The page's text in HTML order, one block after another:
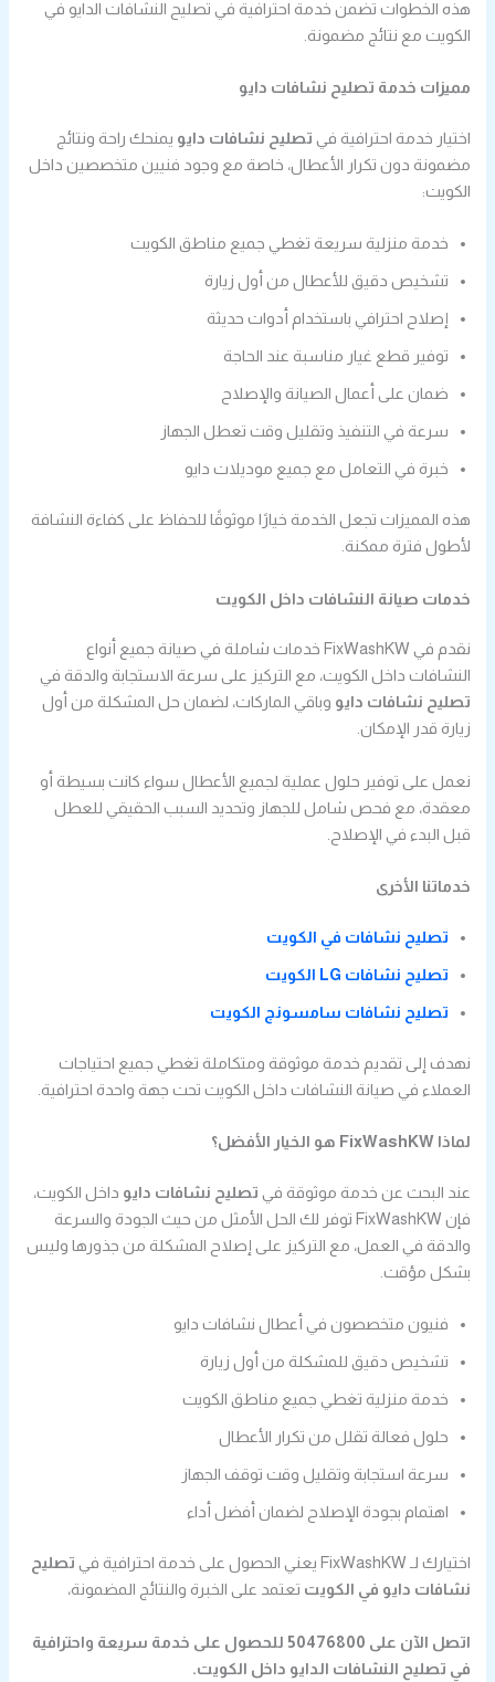
هذه الخطوات تضمن خدمة احترافية في تصليح النشافات الدايو في
الكويت مع نتائج مضمونة.
مميزات خدمة تصليح نشافات دايو
اختيار خدمة احترافية في تصليح نشافات دايو يمنحك راحة ونتائج
مضمونة دون تكرار الأعطال، خاصة مع وجود فنيين متخصصين داخل
الكويت:
خدمة منزلية سريعة تغطي جميع مناطق الكويت
تشخيص دقيق للأعطال من أول زيارة
إصلاح احترافي باستخدام أدوات حديثة
توفير قطع غيار مناسبة عند الحاجة
ضمان على أعمال الصيانة والإصلاح
سرعة في التنفيذ وتقليل وقت تعطل الجهاز
خبرة في التعامل مع جميع موديلات دايو
هذه المميزات تجعل الخدمة خيارًا موثوقًا للحفاظ على كفاءة النشافة
لأطول فترة ممكنة.
خدمات صيانة النشافات داخل الكويت
نقدم في FixWashKW خدمات شاملة في صيانة جميع أنواع
النشافات داخل الكويت، مع التركيز على سرعة الاستجابة والدقة في
تصليح نشافات دايو وباقي الماركات، لضمان حل المشكلة من أول
زيارة قدر الإمكان.
نعمل على توفير حلول عملية لجميع الأعطال سواء كانت بسيطة أو
معقدة، مع فحص شامل للجهاز وتحديد السبب الحقيقي للعطل
قبل البدء في الإصلاح.
خدماتنا الأخرى
تصليح نشافات في الكويت
تصليح نشافات LG الكويت
تصليح نشافات سامسونج الكويت
نهدف إلى تقديم خدمة موثوقة ومتكاملة تغطي جميع احتياجات
العملاء في صيانة النشافات داخل الكويت تحت جهة واحدة احترافية.
لماذا FixWashKW هو الخيار الأفضل؟
عند البحث عن خدمة موثوقة في تصليح نشافات دايو داخل الكويت،
فإن FixWashKW توفر لك الحل الأمثل من حيث الجودة والسرعة
والدقة في العمل، مع التركيز على إصلاح المشكلة من جذورها وليس
بشكل مؤقت.
فنيون متخصصون في أعطال نشافات دايو
تشخيص دقيق للمشكلة من أول زيارة
خدمة منزلية تغطي جميع مناطق الكويت
حلول فعالة تقلل من تكرار الأعطال
سرعة استجابة وتقليل وقت توقف الجهاز
اهتمام بجودة الإصلاح لضمان أفضل أداء
اختيارك لـ FixWashKW يعني الحصول على خدمة احترافية في
تصليح
نشافات دايو في الكويت تعتمد على الخبرة والنتائج المضمونة،
اتصل الآن على 50476800 للحصول على خدمة سريعة واحترافية
في تصليح النشافات الدايو داخل الكويت.